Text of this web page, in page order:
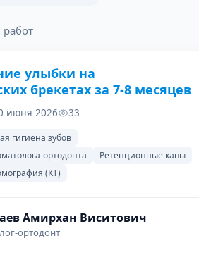
работ
улыбки на
брекетах за 7-8 месяцев
июня 2026 33
гигиена зубов
ортодонта
Ретенционные капы
(КТ)
Амирхан Виситович
ортодонт